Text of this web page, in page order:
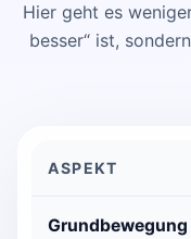
Hier geht es
besser“ ist,
ASPEKT
Grundbewegung